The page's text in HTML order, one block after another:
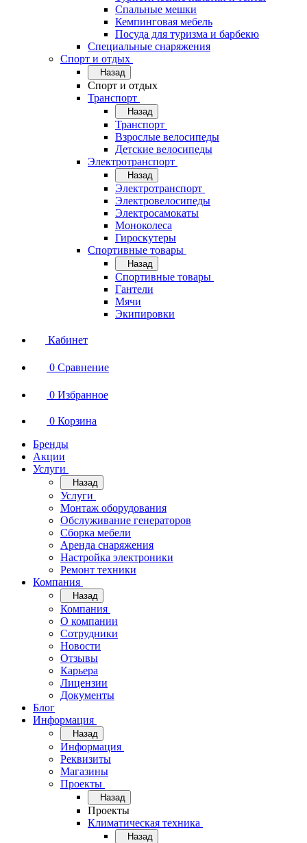
Спальные мешки
Кемпинговая мебель
Посуда для туризма и барбекю
Специальные снаряжения
Спорт и отдых
Назад
Спорт и отдых
Транспорт
Назад
Транспорт
Взрослые велосипеды
Детские велосипеды
Электротранспорт
Назад
Электротранспорт
Электровелосипеды
Электросамокаты
Моноколеса
Гироскутеры
Спортивные товары
Назад
Спортивные товары
Гантели
Мячи
Экипировки
Кабинет
0 Сравнение
0 Избранное
0 Корзина
Бренды
Акции
Услуги
Назад
Услуги
Монтаж оборудования
Обслуживание генераторов
Сборка мебели
Аренда снаряжения
Настройка электроники
Ремонт техники
Компания
Назад
Компания
О компании
Сотрудники
Новости
Отзывы
Карьера
Лицензии
Документы
Блог
Информация
Назад
Информация
Реквизиты
Магазины
Проекты
Назад
Проекты
Климатическая техника
Назад